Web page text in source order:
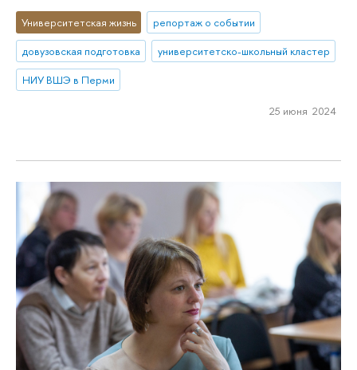
Университетская жизнь
репортаж о событии
довузовская подготовка
университетско-школьный кластер
НИУ ВШЭ в Перми
25 июня 2024